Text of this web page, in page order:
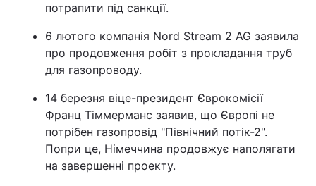
потрапити під санкції.
6 лютого компанія Nord Stream 2 AG заявила
про продовження робіт з прокладання труб
для газопроводу.
14 березня віце-президент Єврокомісії
Франц Тіммерманс заявив, що Європі не
потрібен газопровід "Північний потік-2".
Попри це, Німеччина продовжує наполягати
на завершенні проекту.